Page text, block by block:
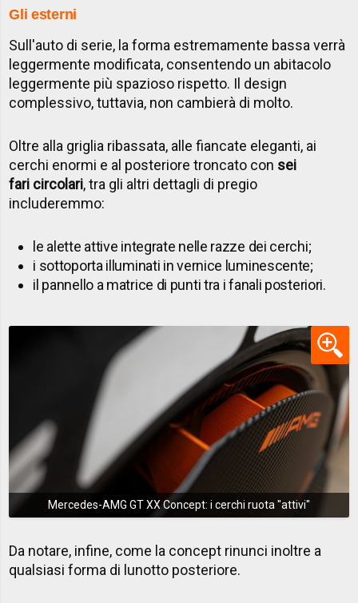
Gli esterni
Sull'auto di serie, la forma estremamente bassa verrà
leggermente modificata, consentendo un abitacolo
leggermente più spazioso rispetto. Il design
complessivo, tuttavia, non cambierà di molto.
Oltre alla griglia ribassata, alle fiancate eleganti, ai
cerchi enormi e al posteriore troncato con sei
fari circolari, tra gli altri dettagli di pregio
includeremmo:
le alette attive integrate nelle razze dei cerchi;
i sottoporta illuminati in vernice luminescente;
il pannello a matrice di punti tra i fanali posteriori.
Mercedes-AMG GT XX Concept: i cerchi ruota ''attivi''
Da notare, infine, come la concept rinunci inoltre a
qualsiasi forma di lunotto posteriore.